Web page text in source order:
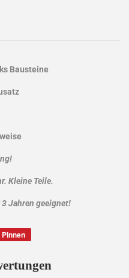
Bausteine
Kleine Teile.
Jahren geeignet!
Pinnen
pinnen